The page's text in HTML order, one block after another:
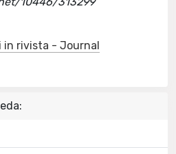
in rivista - Journal